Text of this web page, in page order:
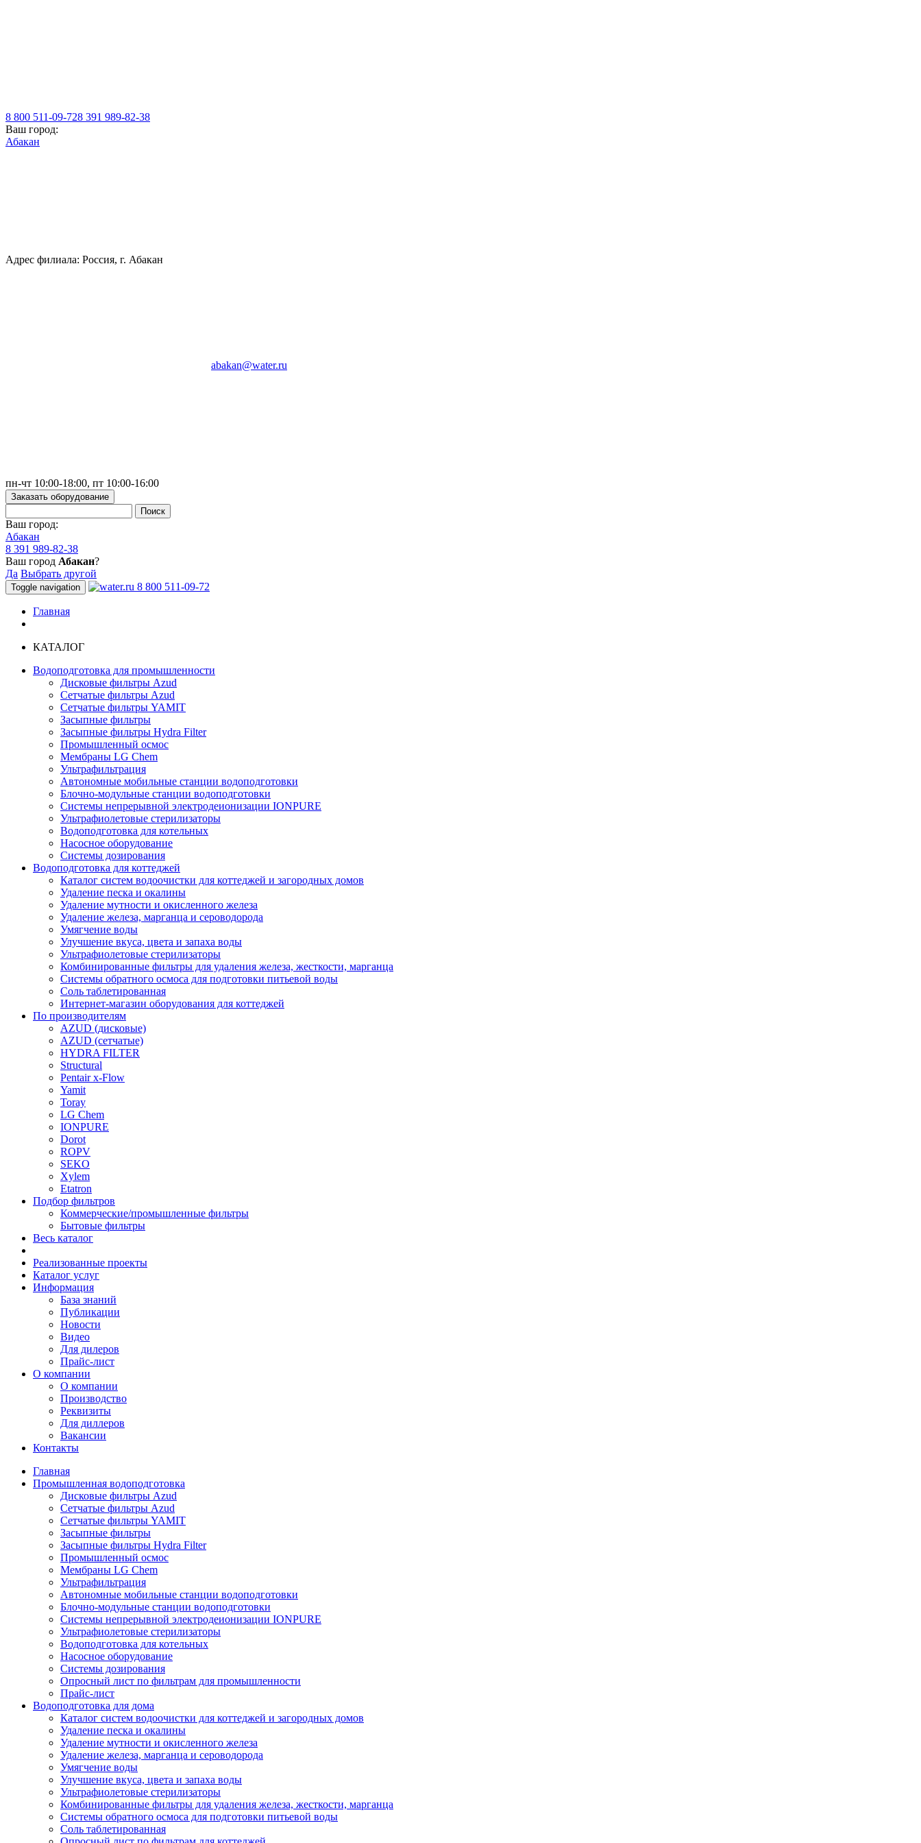
8 800 511-09-728 391 989-82-38
Ваш город:
Абакан
Адрес филиала: Россия, г. Абакан
abakan@water.ru
пн-чт 10:00-18:00, пт 10:00-16:00
Заказать оборудование
Ваш город:
Абакан
8 391 989-82-38
Ваш город Абакан?
Да Выбрать другой
Toggle navigation 8 800 511-09-72
Главная
КАТАЛОГ
Водоподготовка для промышленности
Дисковые фильтры Azud
Сетчатые фильтры Azud
Сетчатые фильтры YAMIT
Засыпные фильтры
Засыпные фильтры Hydra Filter
Промышленный осмос
Мембраны LG Chem
Ультрафильтрация
Автономные мобильные станции водоподготовки
Блочно-модульные станции водоподготовки
Системы непрерывной электродеионизации IONPURE
Ультрафиолетовые стерилизаторы
Водоподготовка для котельных
Насосное оборудование
Системы дозирования
Водоподготовка для коттеджей
Каталог систем водоочистки для коттеджей и загородных домов
Удаление песка и окалины
Удаление мутности и окисленного железа
Удаление железа, марганца и сероводорода
Умягчение воды
Улучшение вкуса, цвета и запаха воды
Ультрафиолетовые стерилизаторы
Комбинированные фильтры для удаления железа, жесткости, марганца
Системы обратного осмоса для подготовки питьевой воды
Соль таблетированная
Интернет-магазин оборудования для коттеджей
По производителям
AZUD (дисковые)
AZUD (сетчатые)
HYDRA FILTER
Structural
Pentair x-Flow
Yamit
Toray
LG Chem
IONPURE
Dorot
ROPV
SEKO
Xylem
Etatron
Подбор фильтров
Коммерческие/промышленные фильтры
Бытовые фильтры
Весь каталог
Реализованные проекты
Каталог услуг
Информация
База знаний
Публикации
Новости
Видео
Для дилеров
Прайс-лист
О компании
О компании
Производство
Реквизиты
Для диллеров
Вакансии
Контакты
Главная
Промышленная водоподготовка
Дисковые фильтры Azud
Сетчатые фильтры Azud
Сетчатые фильтры YAMIT
Засыпные фильтры
Засыпные фильтры Hydra Filter
Промышленный осмос
Мембраны LG Chem
Ультрафильтрация
Автономные мобильные станции водоподготовки
Блочно-модульные станции водоподготовки
Системы непрерывной электродеионизации IONPURE
Ультрафиолетовые стерилизаторы
Водоподготовка для котельных
Насосное оборудование
Системы дозирования
Опросный лист по фильтрам для промышленности
Прайс-лист
Водоподготовка для дома
Каталог систем водоочистки для коттеджей и загородных домов
Удаление песка и окалины
Удаление мутности и окисленного железа
Удаление железа, марганца и сероводорода
Умягчение воды
Улучшение вкуса, цвета и запаха воды
Ультрафиолетовые стерилизаторы
Комбинированные фильтры для удаления железа, жесткости, марганца
Системы обратного осмоса для подготовки питьевой воды
Соль таблетированная